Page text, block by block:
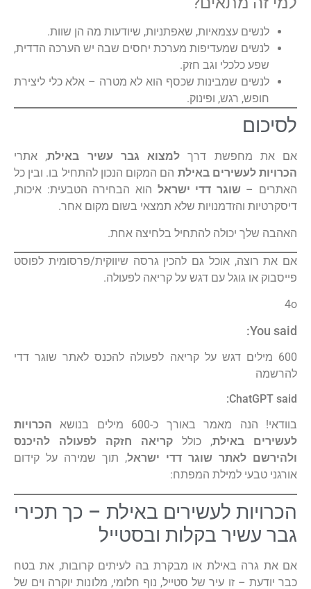
לנשים עצמאיות, שאפתניות, שיודעות מה הן שוות.
לנשים שמעדיפות מערכת יחסים שבה יש הערכה הדדית,
שפע כלכלי וגב חזק.
לנשים שמבינות שכסף הוא לא מטרה – אלא כלי ליצירת
חופש, רגש, ופינוק.
לסיכום
אם את מחפשת דרך למצוא גבר עשיר באילת, אתרי
הכרויות לעשירים באילת הם המקום הנכון להתחיל בו. ובין כל
האתרים –שוגר דדי ישראל הוא הבחירה הטבעית: איכות,
דיסקרטיות והזדמנויות שלא תמצאי בשום מקום אחר.
האהבה שלך יכולה להתחיל בלחיצה אחת.
אם את רוצה, אוכל גם להכין גרסה שיווקית/פרסומית לפוסט
פייסבוק או גוגל עם דגש על קריאה לפעולה.
4o
You said:
600 מילים דגש על קריאה לפעולה להכנס לאתר שוגר דדי
להרשמה
ChatGPT said:
בוודאי! הנה מאמר באורך כ-600 מילים בנושא
הכרויות
לעשירים באילת, כולל קריאה חזקה לפעולה להיכנס
ולהירשם לאתר שוגר דדי ישראל, תוך שמירה על קידום
אורגני טבעי למילת המפתח:
הכרויות לעשירים באילת – כך תכירי
גבר עשיר בקלות ובסטייל
אם את גרה באילת או מבקרת בה לעיתים קרובות, את בטח
כבר יודעת – זו עיר של סטייל, נוף חלומי, מלונות יוקרה וים של